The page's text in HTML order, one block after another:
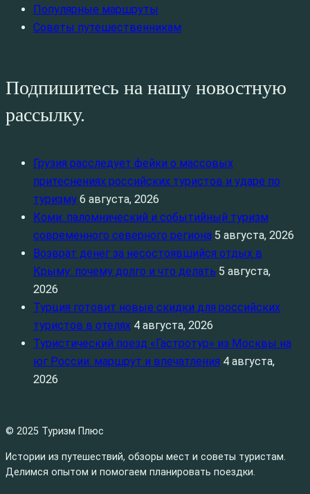
Популярные маршруты
Советы путешественникам
Подпишитесь на нашу новостную
рассылку.
Грузия расследует фейки о массовых
притеснениях российских туристов и ударе по
туризму 6 августа, 2026
Коми: паломнический и событийный туризм
современного северного региона 5 августа, 2026
Возврат денег за несостоявшийся отдых в
Крыму: почему долго и что делать 5 августа,
2026
Турция готовит новые скидки для российских
туристов в отелях 4 августа, 2026
Туристический поезд «Гастротур» из Москвы на
юг России: маршрут и впечатления 4 августа,
2026
© 2025 Туризм Плюс
Истории из путешествий, обзоры мест и советы туристам.
Делимся опытом и помогаем планировать поездки.